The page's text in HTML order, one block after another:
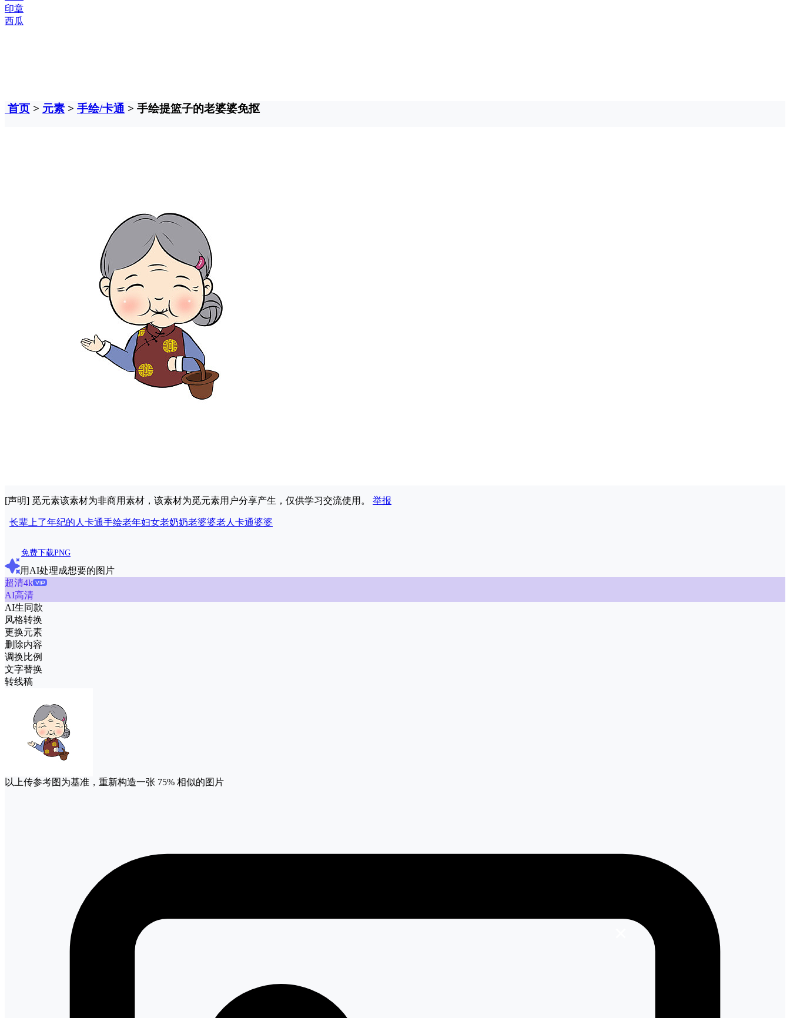
印章
西瓜
首页 > 元素 > 手绘/卡通 > 手绘提篮子的老婆婆免抠
[声明] 觅元素该素材为非商用素材，该素材为觅元素用户分享产生，仅供学习交流使用。 举报
长辈上了年纪的人卡通手绘老年妇女老奶奶老婆婆老人卡通婆婆
免费下载PNG
用AI处理成想要的图片
超清4k
AI高清
AI生同款
风格转换
更换元素
删除内容
调换比例
文字替换
转线稿
以上传参考图为基准，重新构造一张 75% 相似的图片